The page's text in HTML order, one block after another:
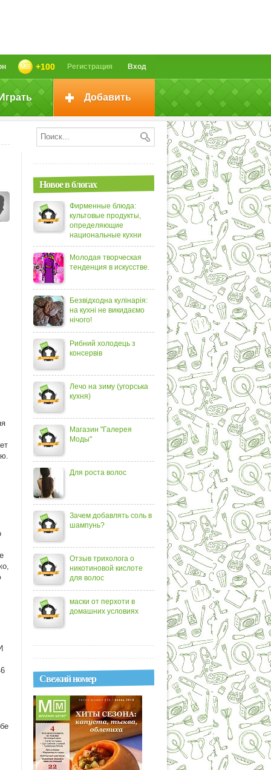
Вход
Регистрация
+100
Добавить
Новое в блогах
Фирменные блюда:
культовые продукты,
определяющие
национальные кухни
Молодая творческая
тенденция в искусстве.
Безвідходна кулінарія:
на кухні не викидаємо
нічого!
Рибний холодець з
консервів
Лечо на зиму (угорська
кухня)
Магазин "Галерея
Моды"
Для роста волос
Зачем добавлять соль в
шампунь?
Отзыв трихолога о
никотиновой кислоте
для волос
маски от перхоти в
домашних условиях
Свежий номер